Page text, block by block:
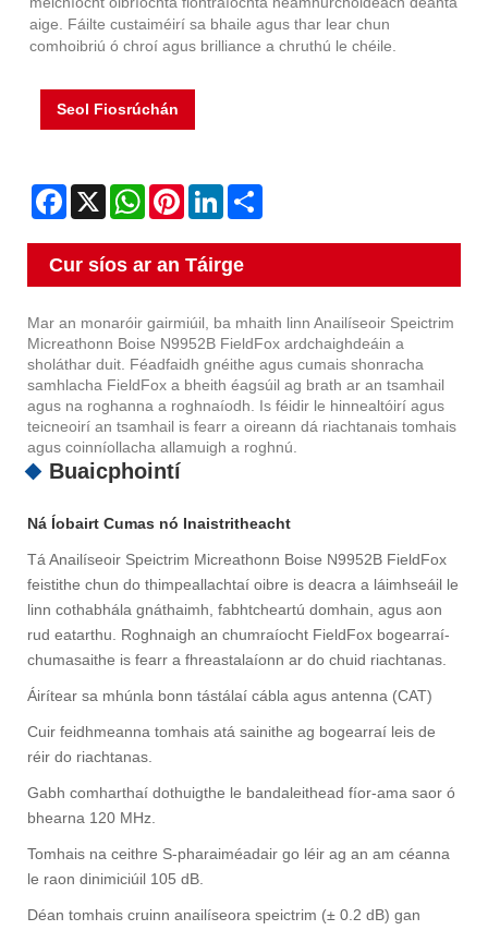
aige. Fáilte custaiméirí sa bhaile agus thar lear chun
comhoibriú ó chroí agus brilliance a chruthú le chéile.
Seol Fiosrúchán
Facebook
X WhatsAppPinterestLinkedIn
Cur síos ar an Táirge
Mar an monaróir gairmiúil, ba mhaith linn Anailíseoir Speictrim
Micreathonn Boise N9952B FieldFox ardchaighdeáin a
sholáthar duit. Féadfaidh gnéithe agus cumais shonracha
samhlacha FieldFox a bheith éagsúil ag brath ar an tsamhail
agus na roghanna a roghnaíodh. Is féidir le hinnealtóirí agus
teicneoirí an tsamhail is fearr a oireann dá riachtanais tomhais
agus coinníollacha allamuigh a roghnú.
Buaicphointí
Ná Íobairt Cumas nó Inaistritheacht
Tá Anailíseoir Speictrim Micreathonn Boise N9952B FieldFox
feistithe chun do thimpeallachtaí oibre is deacra a láimhseáil le
linn cothabhála gnáthaimh, fabhtcheartú domhain, agus aon
rud eatarthu. Roghnaigh an chumraíocht FieldFox bogearraí-
chumasaithe is fearr a fhreastalaíonn ar do chuid riachtanas.
Áirítear sa mhúnla bonn tástálaí cábla agus antenna (CAT)
Cuir feidhmeanna tomhais atá sainithe ag bogearraí leis de
réir do riachtanas.
Gabh comharthaí dothuigthe le bandaleithead fíor-ama saor ó
bhearna 120 MHz.
Tomhais na ceithre S-pharaiméadair go léir ag an am céanna
le raon dinimiciúil 105 dB.
Déan tomhais cruinn anailíseora speictrim (± 0.2 dB) gan